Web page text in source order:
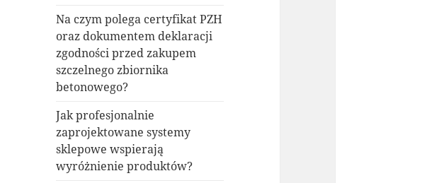
Na czym polega certyfikat PZH
oraz dokumentem deklaracji
zgodności przed zakupem
szczelnego zbiornika
betonowego?
Jak profesjonalnie
zaprojektowane systemy
sklepowe wspierają
wyróżnienie produktów?